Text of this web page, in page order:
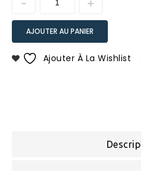
AJOUTER AU PANIER
Ajouter À La Wishlist